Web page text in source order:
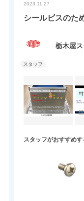
2023.11.27
シールビスのた
栃木屋
スタッフがおすすめ